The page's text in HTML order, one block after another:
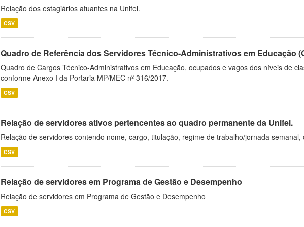
Relação dos estagiários atuantes na Unifei.
CSV
Quadro de Referência dos Servidores Técnico-Administrativos em Educação
Quadro de Cargos Técnico-Administrativos em Educação, ocupados e vagos dos níveis de
conforme Anexo I da Portaria MP/MEC nº 316/2017.
CSV
Relação de servidores ativos pertencentes ao quadro permanente da Unifei.
Relação de servidores contendo nome, cargo, titulação, regime de trabalho/jornada semanal,
CSV
Relação de servidores em Programa de Gestão e Desempenho
Relação de servidores em Programa de Gestão e Desempenho
CSV